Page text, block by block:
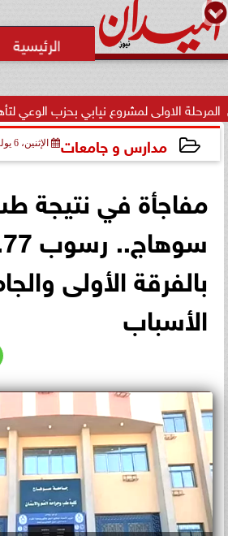
لمشروع نيابي بحزب الوعي لتأهيل...
مدارس و جامعات الإثنين، 6 يوليو 2026
مفاجأة في نتيجة
بالفرقة الأولى
الأسباب